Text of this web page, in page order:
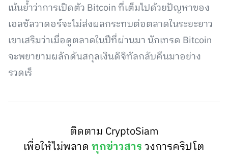
เน้นย้ำว่าการเปิดตัว Bitcoin ที่เต็มไปด้วยปัญหาของ
เอลซัลวาดอร์จะไม่ส่งผลกระทบต่อตลาดในระยะยาว
เขาเสริมว่าเมื่อดูตลาดในปีที่ผ่านมา นักเทรด Bitcoin
จะพยายามผลักดันสกุลเงินดิจิทัลกลับคืนมาอย่าง
รวดเร็
ติดตาม CryptoSiam
เพื่อให้ไม่พลาดทุกข่าวสารวงการคริปโต